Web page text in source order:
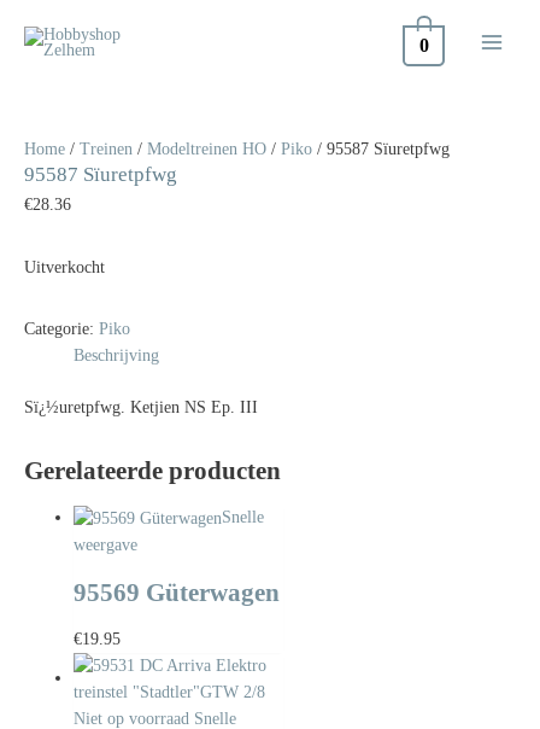
naar
0
Home / Treinen / Modeltreinen HO / Piko / 95587 Sïuretpfwg
95587 Sïuretpfwg
€28.36
Uitverkocht
Categorie: Piko
Beschrijving
Sï¿½uretpfwg. Ketjien NS Ep. III
Gerelateerde producten
Snelle
weergave
95569 Güterwagen
€19.95
Niet op voorraad Snelle